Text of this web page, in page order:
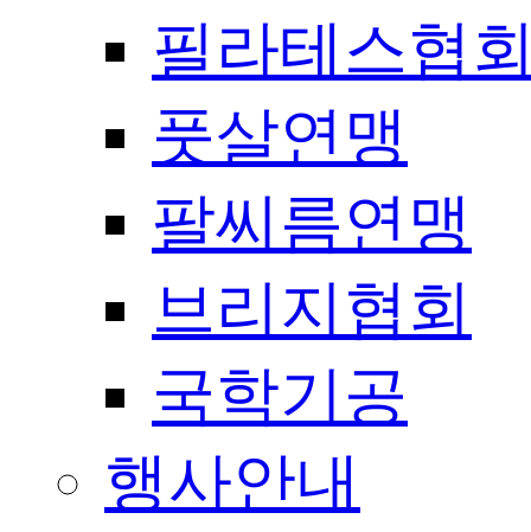
필라테스협
풋살연맹
팔씨름연맹
브리지협회
국학기공
행사안내